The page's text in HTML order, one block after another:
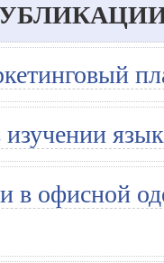
изучении
в офисной